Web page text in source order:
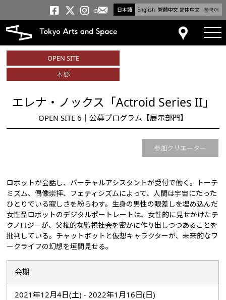
日本語 English 繁體中文 简体中文 한국어
トーキョーアーツアンド
トーキョーアーツアンド
トーキョーアーツア
メールニュース
アクセス
OPEN SITE
本郷
エレナ・ノックス「Actroid Series II」
OPEN SITE 6｜公募プログラム【展示部門】
参加クリエーター
ロボットが会話し、バーチャルアシスタントが受付で働く。トーテ
ミズム、偶像崇拝、フェティシズムによって、人間は宇宙にたった
ひとりでいる寂しさを紛らわす。生身の男性の眼差しを埋め込んだ
女性型ロボットのデジタルポートレートは、女性的に見せかけたテ
クノロジーが、父権的な監視社会を密かに作り出しつつあることを
批判している。チャットボットと仮想キャラクターが、未来的なワ
ークライフの幻想を垣間見せる。
会期
2021年12月4日(土) - 2022年1月16日(日)